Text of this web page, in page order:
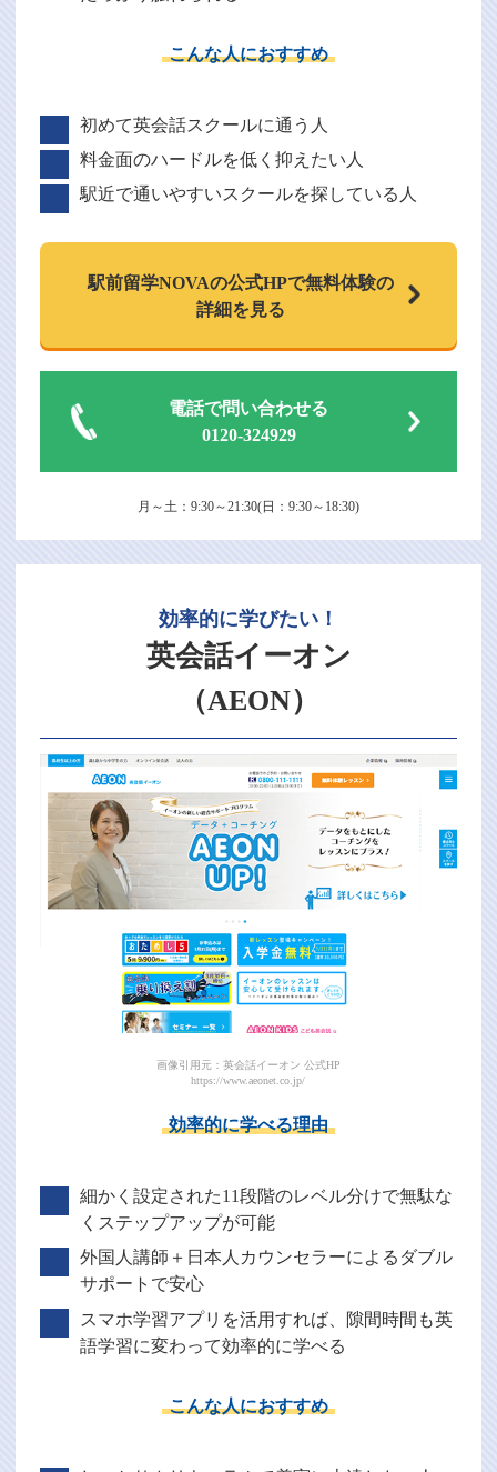
こんな人におすすめ
初めて英会話スクールに通う人
料金面のハードルを低く抑えたい人
駅近で通いやすいスクールを探している人
駅前留学NOVAの公式HPで無料体験の
詳細を見る
電話で問い合わせる
0120-324929
月～土：9:30～21:30(日：9:30～18:30)
効率的に学びたい！
英会話イーオン
（AEON）
画像引用元：英会話イーオン 公式HP
https://www.aeonet.co.jp/
効率的に学べる理由
細かく設定された11段階のレベル分けで無駄な
くステップアップが可能
外国人講師＋日本人カウンセラーによるダブル
サポートで安心
スマホ学習アプリを活用すれば、隙間時間も英
語学習に変わって効率的に学べる
こんな人におすすめ